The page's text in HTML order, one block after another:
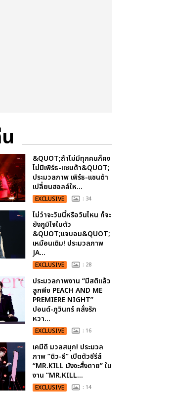
&QUOT;ถ้าไม่มีทุกคนก็คง
ไม่มีเพิร์ธ-แซนต้า&QUOT;
ประมวลภาพ เพิร์ธ-แซนต้า
เปลี่ยนฮอลล์ให...
EXCLUSIVE : 34
ไม่ว่าจะวันนี้หรือวันไหน ก็จะ
ยังภูมิใจในตัว
&QUOT;แจบอม&QUOT;
เหมือนเดิม! ประมวลภาพ
JA...
EXCLUSIVE : 28
ประมวลภาพงาน “มีสติแล้ว
ลูกพีช PEACH AND ME
PREMIERE NIGHT”
ปอนด์-ภูวินทร์ คลั่งรัก
หวา...
EXCLUSIVE : 16
เคมีดี มวลสนุก! ประมวล
ภาพ “ดิว-ธี” เปิดตัวซีรีส์
“MR.KILL มังงะสั่งตาย” ใน
งาน “MR.KILL...
EXCLUSIVE : 14